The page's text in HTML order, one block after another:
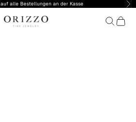
auf alle Bestellungen an der Kasse Vor
Orizzo Fine Jewelry Suchen